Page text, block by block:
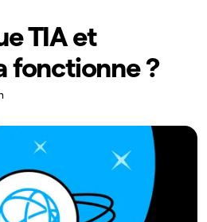
TIA et
fonctionne ?